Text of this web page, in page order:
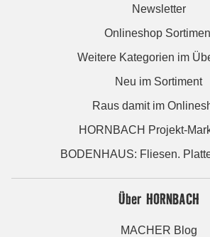
Newsletter
Onlineshop
Weitere Kategorien im
Neu im Sortiment
Raus damit im
HORNBACH Projekt-
BODENHAUS: Fliesen.
Über HORNBACH
MACHER Blog